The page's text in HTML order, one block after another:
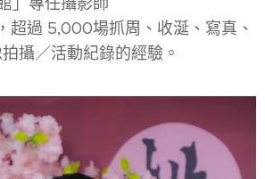
超過 5,000場抓周、收涎、寫真、
攝／活動紀錄的經驗。